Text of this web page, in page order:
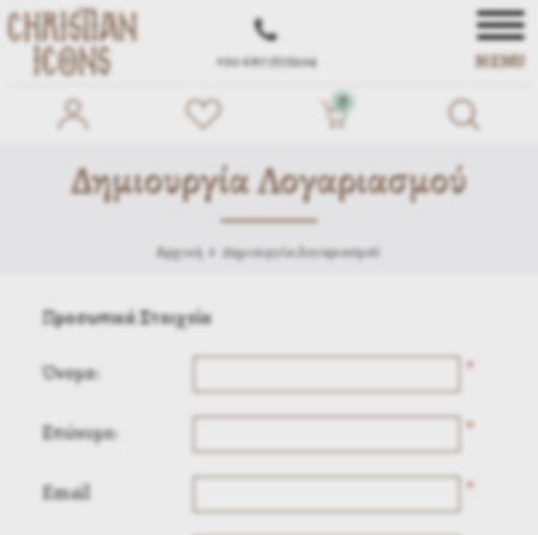
+30 697 7572104 MENU
0
Δημιουργία Λογαριασμού
Αρχική Δημιουργία Λογαριασμού
Προσωπικά Στοιχεία
Όνομα: *
Επώνυμο: *
Email *